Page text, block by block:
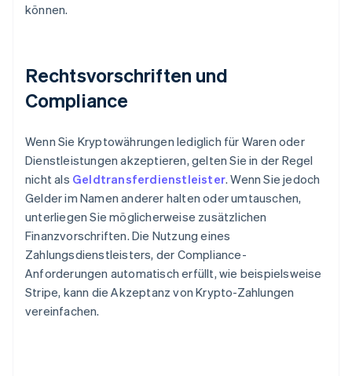
können.
Rechtsvorschriften und
Compliance
Wenn Sie Kryptowährungen lediglich für Waren oder
Dienstleistungen akzeptieren, gelten Sie in der Regel
nicht als Geldtransferdienstleister. Wenn Sie jedoch
Gelder im Namen anderer halten oder umtauschen,
unterliegen Sie möglicherweise zusätzlichen
Finanzvorschriften. Die Nutzung eines
Zahlungsdienstleisters, der Compliance-
Anforderungen automatisch erfüllt, wie beispielsweise
Stripe, kann die Akzeptanz von Krypto-Zahlungen
vereinfachen.